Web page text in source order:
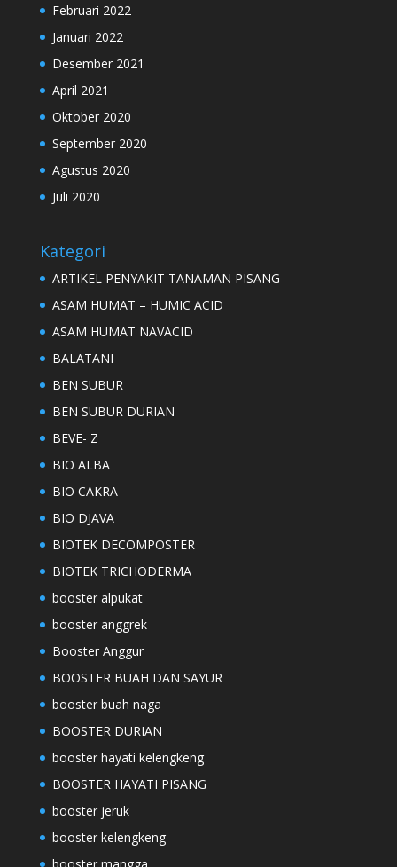
Februari 2022
Januari 2022
Desember 2021
April 2021
Oktober 2020
September 2020
Agustus 2020
Juli 2020
Kategori
ARTIKEL PENYAKIT TANAMAN PISANG
ASAM HUMAT – HUMIC ACID
ASAM HUMAT NAVACID
BALATANI
BEN SUBUR
BEN SUBUR DURIAN
BEVE- Z
BIO ALBA
BIO CAKRA
BIO DJAVA
BIOTEK DECOMPOSTER
BIOTEK TRICHODERMA
booster alpukat
booster anggrek
Booster Anggur
BOOSTER BUAH DAN SAYUR
booster buah naga
BOOSTER DURIAN
booster hayati kelengkeng
BOOSTER HAYATI PISANG
booster jeruk
booster kelengkeng